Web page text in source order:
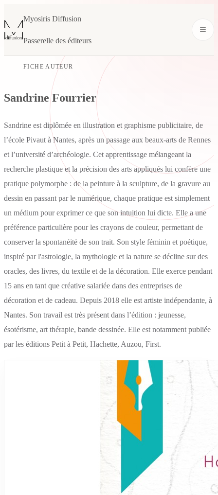
Myosiris Diffusion
Passerelle des éditeurs
FICHE AUTEUR
Sandrine Fourrier
Sandrine est diplômée en illustration et graphisme publicitaire, de
l’école Pivaut à Nantes, après un passage aux beaux-arts de Rennes
et l’université d’archéologie. Cet apprentissage mélangeant la
recherche plastique et la précision des arts appliqués lui confère une
pratique polymorphe : de la peinture à la sculpture, de la gravure au
dessin en passant par le numérique, chaque pratique est simplement
un médium pour exprimer ce que son intuition lui dicte. Elle a une
préférence particulière pour les crayons de couleur, permettant de
conserver la spontanéité de son trait. Son style féminin et poétique,
inspiré par l'astrologie, la mythologie et la nature se décline sur des
oracles, des livres, du textile et de la décoration. Elle exerce pendant
15 ans en tant que créative salariée dans des entreprises de
décoration et de cadeau. Depuis 2018 elle est artiste indépendante, à
Nantes. Son travail est très présent dans l’édition : jeunesse,
ésotérisme, art thérapie, bande dessinée. Elle est notamment publiée
par les éditions Petit à Petit, Hachette, Auzou, First.